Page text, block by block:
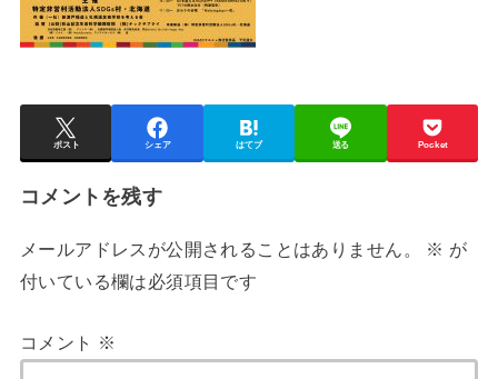
ポスト シェア はてブ 送る Pocket
コメントを残す
メールアドレスが公開されることはありません。 ※ が
付いている欄は必須項目です
コメント ※